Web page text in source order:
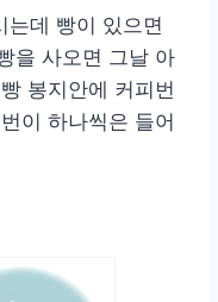
는데 빵이 있으면
을 사오면 그날 아
봉지안에 커피번
이 하나씩은 들어